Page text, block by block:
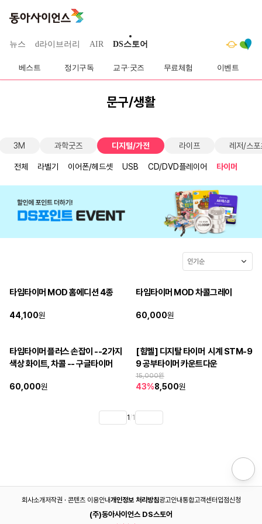
뉴스 d라이브러리 AIR DS스토어
베스트 정기구독 교구·굿즈 무료체험 이벤트
문구/생활
3M 과학굿즈 디지털/가전 라이프 레저/스포
전체 라벨기 이어폰/헤드셋 USB CD/DVD플레이어 타이머
인기순
타임타이머 MOD 홈에디션 4종
44,100원
타임타이머 MOD 차콜그레이
60,000원
타임타이머 플러스 손잡이 --2가지
색상 화이트, 차콜 -- 구글타이머
60,000원
[힘멜] 디지탈 타이머  시계 STM-9
9 공부타이머 카운트다운
15,000원
43%8,500원
1/1
(주)동아사이언스 DS스토어
회사소개저작권 · 콘텐츠 이용안내개인정보 처리방침광고안내통합고객센터 입점신청